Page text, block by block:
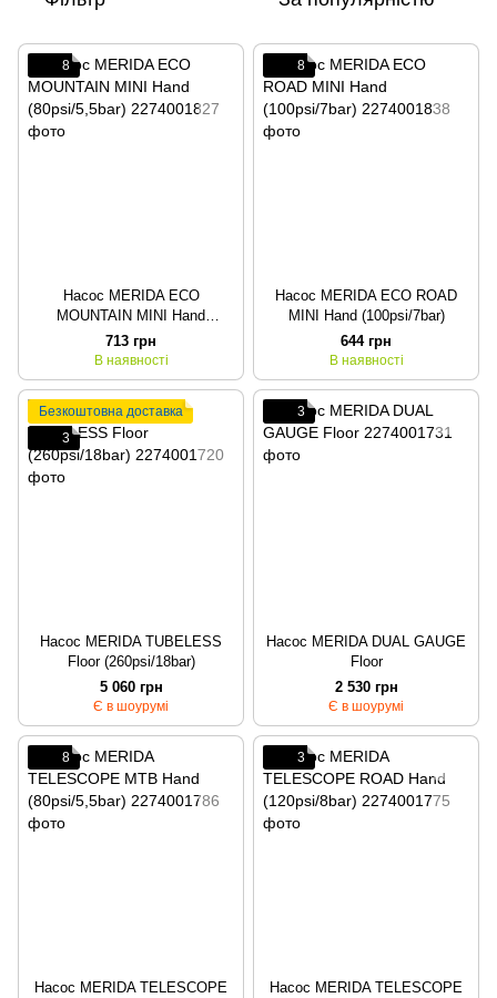
8
Насос MERIDA ECO
MOUNTAIN MINI Hand
(80psi/5,5bar)
713 грн
В наявності
8
Насос MERIDA ECO ROAD
MINI Hand (100psi/7bar)
644 грн
В наявності
Безкоштовна доставка
3
Насос MERIDA TUBELESS
Floor (260psi/18bar)
5 060 грн
Є в шоурумі
3
Насос MERIDA DUAL GAUGE
Floor
2 530 грн
Є в шоурумі
8
Насос MERIDA TELESCOPE
3
Насос MERIDA TELESCOPE